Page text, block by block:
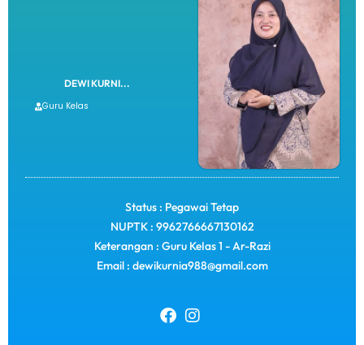
DEWI KURNI...
Guru Kelas
Status : Pegawai Tetap
NUPTK : 9962766667130162
Keterangan : Guru KeIas 1 - Ar-Razi
Email : dewikurnia988@gmail.com